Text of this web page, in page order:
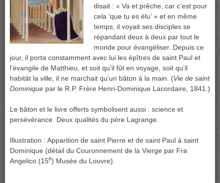
disait : « Va et prêche, car c’est pour
cela ‘que tu es élu’ » et en même
temps, il voyait ses disciples se
répandant deux à deux par tout le
monde pour évangéliser. Depuis ce
jour, il porta constamment avec lui les épîtres de saint Paul et
l’évangile de Matthieu, et soit qu’il fût en voyage, soit qu’il
habitât la ville, il ne marchait qu’un bâton à la main. (Vie de saint
Dominique par le R.P. Frère Henri-Dominique Lacordaire, 1841.)
Le bâton et le livre offerts symbolisent aussi : science et
persévérance. Deux qualités du père Lagrange.
Illustration : Apparition de saint Pierre et de saint Paul à saint
Dominique (détail du Couronnement de la Vierge par Fra
Angelico (15e) Musée du Louvre).